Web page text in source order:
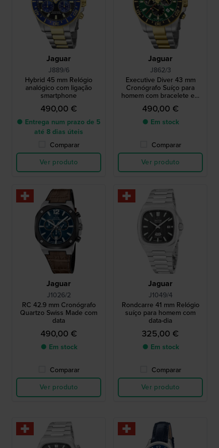
Jaguar
J889/6
Hybrid 45 mm Relógio
analógico com ligação
smartphone
490,00 €
● Entrega num prazo de 5
até 8 dias úteis
Comparar
Ver produto
Jaguar
J862/3
Executive Diver 43 mm
Cronógrafo Suíço para
homem com bracelete em
aço
490,00 €
● Em stock
Comparar
Ver produto
Jaguar
J1026/2
RC 42.9 mm Cronógrafo
Quartzo Swiss Made com
data
490,00 €
● Em stock
Comparar
Ver produto
Jaguar
J1049/4
Rondcarre 41 mm Relógio
suíço para homem com
data-dia
325,00 €
● Em stock
Comparar
Ver produto